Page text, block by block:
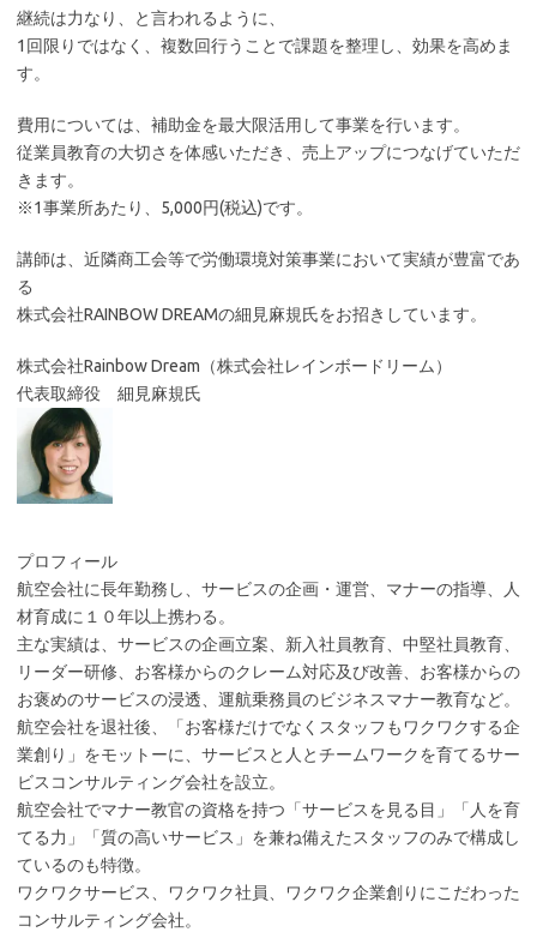
継続は力なり、と言われるように、
1回限りではなく、複数回行うことで課題を整理し、効果を高めま
す。
費用については、補助金を最大限活用して事業を行います。
従業員教育の大切さを体感いただき、売上アップにつなげていただ
きます。
※1事業所あたり、5,000円(税込)です。
講師は、近隣商工会等で労働環境対策事業において実績が豊富であ
る
株式会社RAINBOW DREAMの細見麻規氏をお招きしています。
株式会社Rainbow Dream（株式会社レインボードリーム）
代表取締役 細見麻規氏
プロフィール
航空会社に長年勤務し、サービスの企画・運営、マナーの指導、人
材育成に１０年以上携わる。
主な実績は、サービスの企画立案、新入社員教育、中堅社員教育、
リーダー研修、お客様からのクレーム対応及び改善、お客様からの
お褒めのサービスの浸透、運航乗務員のビジネスマナー教育など。
航空会社を退社後、「お客様だけでなくスタッフもワクワクする企
業創り」をモットーに、サービスと人とチームワークを育てるサー
ビスコンサルティング会社を設立。
航空会社でマナー教官の資格を持つ「サービスを見る目」「人を育
てる力」「質の高いサービス」を兼ね備えたスタッフのみで構成し
ているのも特徴。
ワクワクサービス、ワクワク社員、ワクワク企業創りにこだわった
コンサルティング会社。